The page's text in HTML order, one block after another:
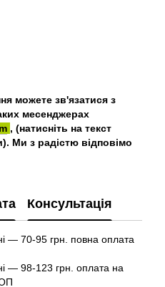
можете зв'язатися з
месенджерах
, (натисніть на текст
Ми з радістю відповімо
Консультація
— 70-95 грн. повна оплата
— 98-123 грн. оплата на